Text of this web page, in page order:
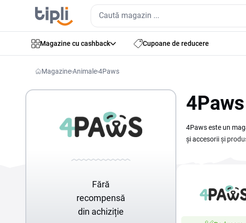
Magazine cu cashback Cupoane de reducere
MagazineAnimale4Paws
Fără
recompensă
din achiziție
4Paws este un
și accesorii și
puțin la finalizarea